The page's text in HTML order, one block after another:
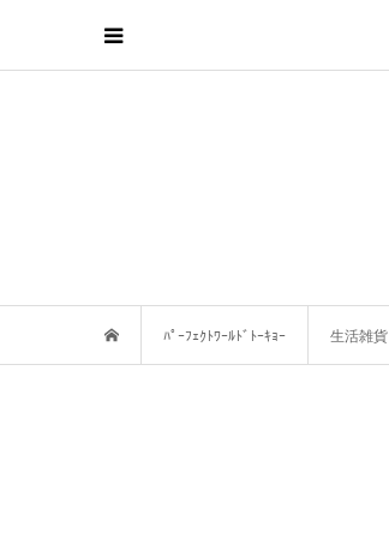
ﾊﾟｰﾌｪｸﾄﾜｰﾙﾄﾞﾄｰｷｮｰ 生活雑貨